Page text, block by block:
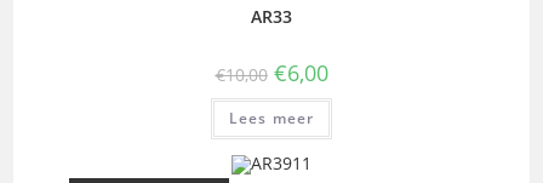
AR33
€10,00 €6,00
Lees meer